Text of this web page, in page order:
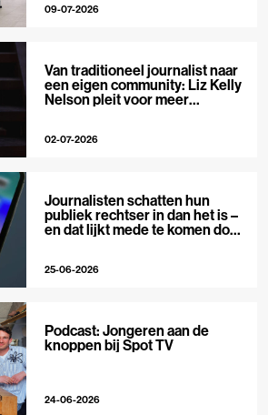
09-07-2026
Van traditioneel journalist naar
een eigen community: Liz Kelly
Nelson pleit voor meer
02-07-2026
Journalisten schatten hun
publiek rechtser in dan het is –
en dat lijkt mede te komen door
25-06-2026
Podcast: Jongeren aan de
knoppen bij Spot TV
24-06-2026